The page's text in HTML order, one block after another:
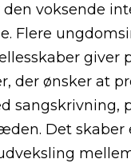
voksende
Flere
giver
der ønsker at
sangskrivning,
Det skaber